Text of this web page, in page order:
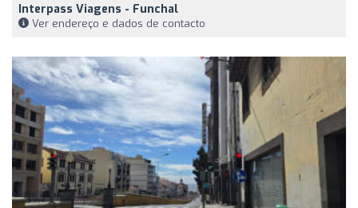
Interpass Viagens - Funchal
Ver endereço e dados de contacto